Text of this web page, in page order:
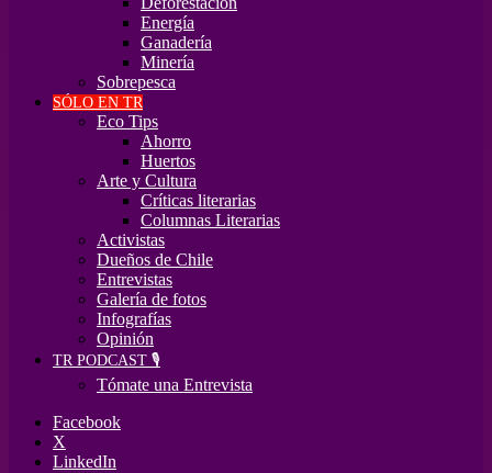
Energía
Ganadería
Minería
Sobrepesca
SÓLO EN TR
Eco Tips
Ahorro
Huertos
Arte y Cultura
Críticas literarias
Columnas Literarias
Activistas
Dueños de Chile
Entrevistas
Galería de fotos
Infografías
Opinión
TR PODCAST 🎙️
Tómate una Entrevista
Facebook
X
LinkedIn